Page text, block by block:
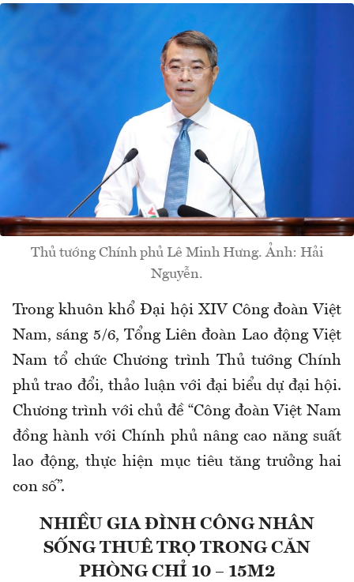
Thủ tướng Chính phủ Lê Minh Hưng. Ảnh: Hải
Nguyễn.
Trong khuôn khổ Đại hội XIV Công đoàn Việt
Nam, sáng 5/6, Tổng Liên đoàn Lao động Việt
Nam tổ chức Chương trình Thủ tướng Chính
phủ trao đổi, thảo luận với đại biểu dự đại hội.
Chương trình với chủ đề “Công đoàn Việt Nam
đồng hành với Chính phủ nâng cao năng suất
lao động, thực hiện mục tiêu tăng trưởng hai
con số”.
NHIỀU GIA ĐÌNH CÔNG NHÂN
SỐNG THUÊ TRỌ TRONG CĂN
PHÒNG CHỈ 10 – 15M2